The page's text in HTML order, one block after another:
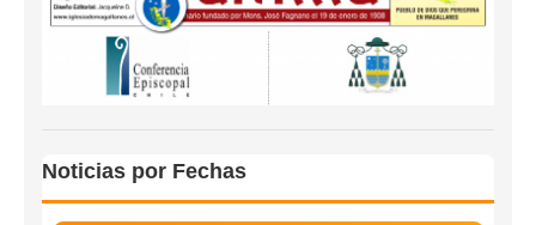
Noticias por Fechas